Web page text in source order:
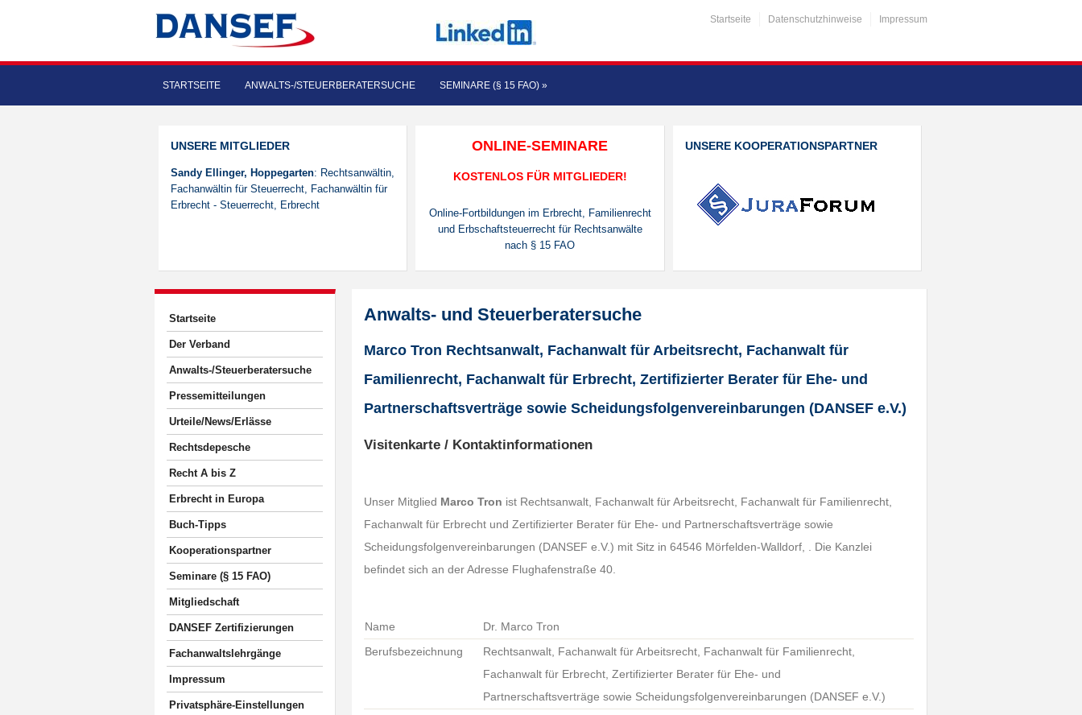
Startseite Datenschutzhinweise Impressum
STARTSEITE ANWALTS-/STEUERBERATERSUCHE SEMINARE (§ 15 FAO) »
UNSERE MITGLIEDER
Sandy Ellinger, Hoppegarten: Rechtsanwältin,
Fachanwältin für Steuerrecht, Fachanwältin für
Erbrecht - Steuerrecht, Erbrecht
ONLINE-SEMINARE
KOSTENLOS FÜR MITGLIEDER!
Online-Fortbildungen im Erbrecht, Familienrecht
und Erbschaftsteuerrecht für Rechtsanwälte
nach § 15 FAO
UNSERE KOOPERATIONSPARTNER
Startseite
Der Verband
Anwalts-/Steuerberatersuche
Pressemitteilungen
Urteile/News/Erlässe
Rechtsdepesche
Recht A bis Z
Erbrecht in Europa
Buch-Tipps
Kooperationspartner
Seminare (§ 15 FAO)
Mitgliedschaft
DANSEF Zertifizierungen
Fachanwaltslehrgänge
Impressum
Privatsphäre-Einstellungen
Anwalts- und Steuerberatersuche
Marco Tron Rechtsanwalt, Fachanwalt für Arbeitsrecht, Fachanwalt für
Familienrecht, Fachanwalt für Erbrecht, Zertifizierter Berater für Ehe- und
Partnerschaftsverträge sowie Scheidungsfolgenvereinbarungen (DANSEF e.V.)
Visitenkarte / Kontaktinformationen
Unser Mitglied Marco Tron ist Rechtsanwalt, Fachanwalt für Arbeitsrecht, Fachanwalt für Familienrecht,
Fachanwalt für Erbrecht und Zertifizierter Berater für Ehe- und Partnerschaftsverträge sowie
Scheidungsfolgenvereinbarungen (DANSEF e.V.) mit Sitz in 64546 Mörfelden-Walldorf, . Die Kanzlei
befindet sich an der Adresse Flughafenstraße 40.
Name
Dr. Marco Tron
Berufsbezeichnung
Rechtsanwalt, Fachanwalt für Arbeitsrecht, Fachanwalt für Familienrecht,
Fachanwalt für Erbrecht, Zertifizierter Berater für Ehe- und
Partnerschaftsverträge sowie Scheidungsfolgenvereinbarungen (DANSEF e.V.)